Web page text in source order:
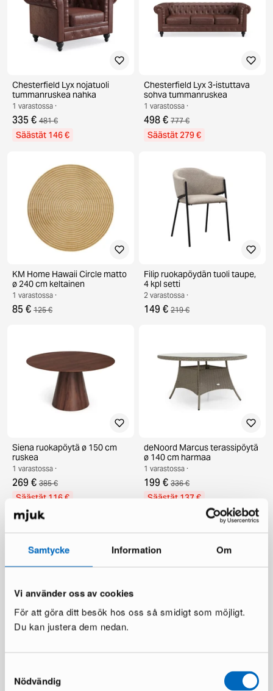
Samtycke Information Om
Vi använder oss av cookies
För att göra ditt besök hos oss så smidigt som möjligt.
Du kan justera dem nedan.
Nödvändig
Chesterfield Lyx nojatuoli
tummanruskea nahka
1 varastossa ·
335 € 481 €
Säästät 146 €
Chesterfield Lyx 3-istuttava
sohva tummanruskea
1 varastossa ·
498 € 777 €
Säästät 279 €
KM Home Hawaii Circle matto
ø 240 cm keltainen
1 varastossa ·
85 € 125 €
Filip ruokapöydän tuoli taupe,
4 kpl setti
2 varastossa ·
149 € 219 €
Siena ruokapöytä ø 150 cm
ruskea
1 varastossa ·
269 € 385 €
Säästät 116 €
deNoord Marcus terassipöytä
ø 140 cm harmaa
1 varastossa ·
199 € 336 €
Säästät 137 €